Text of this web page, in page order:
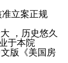
立案正规
，历史悠久
于本院
版《美国房